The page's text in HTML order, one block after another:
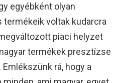
egyébként olyan
voltak kudarcra
piaci helyzet
termékek presztízse
rá, hogy a